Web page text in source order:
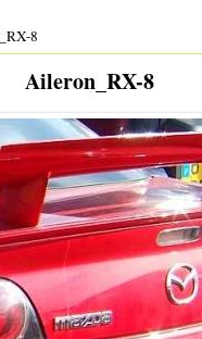
8
Aileron_RX-8